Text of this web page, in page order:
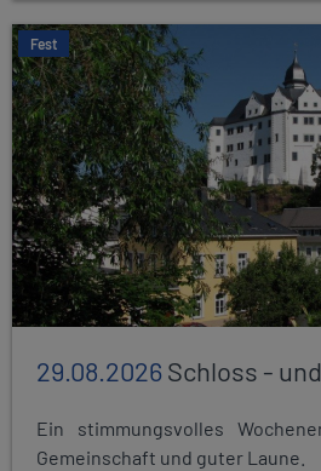
Fest
29.08.2026Schloss -
Ein stimmungsvolles
Gemeinschaft und guter Laune.